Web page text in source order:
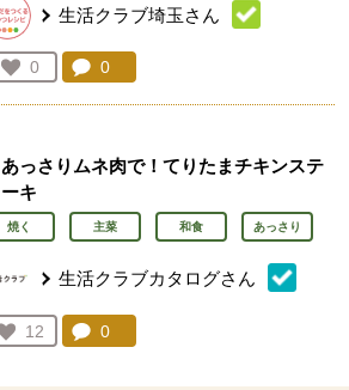
生活クラブ埼玉さん
お気に入り登録：
0
人が登録
コメント：
0
あっさりムネ肉で！てりたまチキンステ
ーキ
焼く 主菜 和食 あっさり
生活クラブカタログさん
お気に入り登録：
12
人が登録
コメント：
0